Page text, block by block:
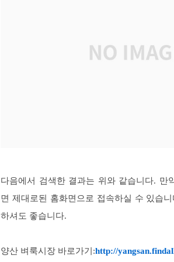
다음에서 검색한 결과는 위와 같습니다. 만
면 제대로된 홈화면으로 접속하실 수 있습
하셔도 좋습니다.
양산 벼룩시장 바로가기:http://